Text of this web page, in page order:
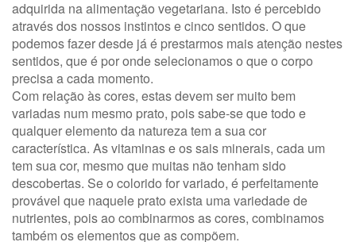
adquirida na alimentação vegetariana. Isto é percebido
através dos nossos instintos e cinco sentidos. O que
podemos fazer desde já é prestarmos mais atenção nestes
sentidos, que é por onde selecionamos o que o corpo
precisa a cada momento.
Com relação às cores, estas devem ser muito bem
variadas num mesmo prato, pois sabe-se que todo e
qualquer elemento da natureza tem a sua cor
característica. As vitaminas e os sais minerais, cada um
tem sua cor, mesmo que muitas não tenham sido
descobertas. Se o colorido for variado, é perfeitamente
provável que naquele prato exista uma variedade de
nutrientes, pois ao combinarmos as cores, combinamos
também os elementos que as compõem.